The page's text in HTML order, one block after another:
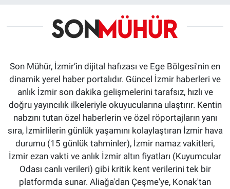
Son Mühür, İzmir’in dijital hafızası ve Ege Bölgesi'nin en
dinamik yerel haber portalıdır. Güncel İzmir haberleri ve
anlık İzmir son dakika gelişmelerini tarafsız, hızlı ve
doğru yayıncılık ilkeleriyle okuyucularına ulaştırır. Kentin
nabzını tutan özel haberlerin ve özel röportajların yanı
sıra, İzmirlilerin günlük yaşamını kolaylaştıran İzmir hava
durumu (15 günlük tahminler), İzmir namaz vakitleri,
İzmir ezan vakti ve anlık İzmir altın fiyatları (Kuyumcular
Odası canlı verileri) gibi kritik kent verilerini tek bir
platformda sunar. Aliağa'dan Çeşme'ye, Konak'tan